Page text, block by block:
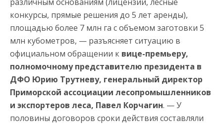
конкурсы, прямые решения до 5 лет аренды),
площадью более 7 млн га с объемом заготовки 5
млн кубометров, — разъясняет ситуацию в
официальном обращении к вице-премьеру,
полномочному представителю президента в
ДФО Юрию Трутневу, генеральный директор
Приморской ассоциации лесопромышленников
и экспортеров леса, Павел Корчагин. — У
половины договоров сроки действия составляли